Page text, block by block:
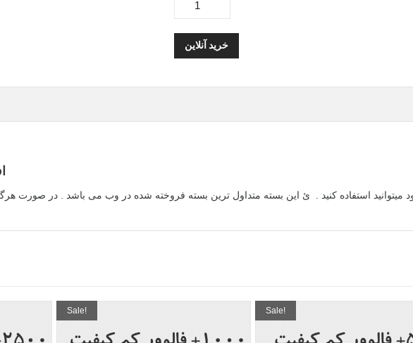
خرید آنلاین
میتوانید استفاده کنید . ئ این بسته متداول ترین بسته فروخته شده در وب می باشد . در صورت
Sale! Sale!